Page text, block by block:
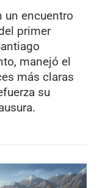
un encuentro
primer
manejó el
más claras
su